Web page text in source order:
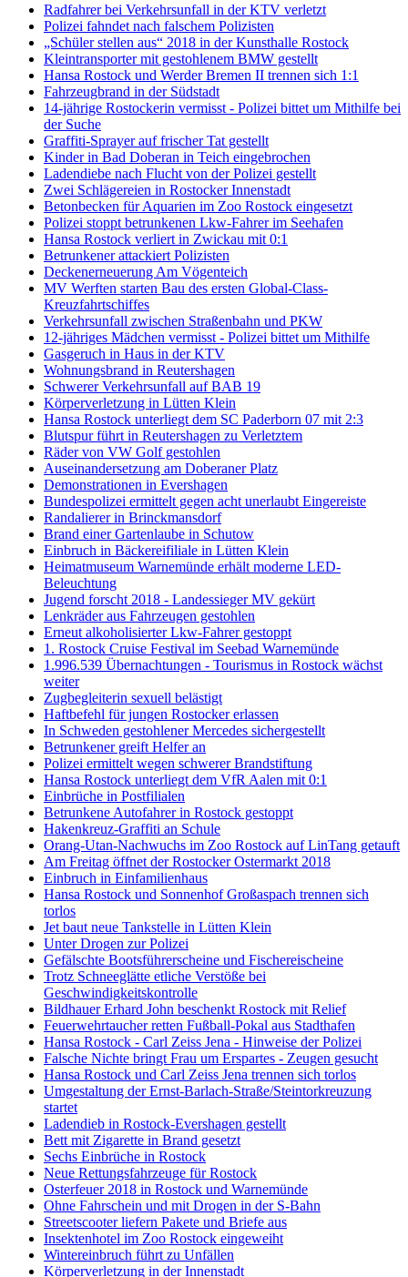
Radfahrer bei Verkehrsunfall in der KTV verletzt
Polizei fahndet nach falschem Polizisten
„Schüler stellen aus“ 2018 in der Kunsthalle Rostock
Kleintransporter mit gestohlenem BMW gestellt
Hansa Rostock und Werder Bremen II trennen sich 1:1
Fahrzeugbrand in der Südstadt
14-jährige Rostockerin vermisst - Polizei bittet um Mithilfe bei
der Suche
Graffiti-Sprayer auf frischer Tat gestellt
Kinder in Bad Doberan in Teich eingebrochen
Ladendiebe nach Flucht von der Polizei gestellt
Zwei Schlägereien in Rostocker Innenstadt
Betonbecken für Aquarien im Zoo Rostock eingesetzt
Polizei stoppt betrunkenen Lkw-Fahrer im Seehafen
Hansa Rostock verliert in Zwickau mit 0:1
Betrunkener attackiert Polizisten
Deckenerneuerung Am Vögenteich
MV Werften starten Bau des ersten Global-Class-
Kreuzfahrtschiffes
Verkehrsunfall zwischen Straßenbahn und PKW
12-jähriges Mädchen vermisst - Polizei bittet um Mithilfe
Gasgeruch in Haus in der KTV
Wohnungsbrand in Reutershagen
Schwerer Verkehrsunfall auf BAB 19
Körperverletzung in Lütten Klein
Hansa Rostock unterliegt dem SC Paderborn 07 mit 2:3
Blutspur führt in Reutershagen zu Verletztem
Räder von VW Golf gestohlen
Auseinandersetzung am Doberaner Platz
Demonstrationen in Evershagen
Bundespolizei ermittelt gegen acht unerlaubt Eingereiste
Randalierer in Brinckmansdorf
Brand einer Gartenlaube in Schutow
Einbruch in Bäckereifiliale in Lütten Klein
Heimatmuseum Warnemünde erhält moderne LED-
Beleuchtung
Jugend forscht 2018 - Landessieger MV gekürt
Lenkräder aus Fahrzeugen gestohlen
Erneut alkoholisierter Lkw-Fahrer gestoppt
1. Rostock Cruise Festival im Seebad Warnemünde
1.996.539 Übernachtungen - Tourismus in Rostock wächst
weiter
Zugbegleiterin sexuell belästigt
Haftbefehl für jungen Rostocker erlassen
In Schweden gestohlener Mercedes sichergestellt
Betrunkener greift Helfer an
Polizei ermittelt wegen schwerer Brandstiftung
Hansa Rostock unterliegt dem VfR Aalen mit 0:1
Einbrüche in Postfilialen
Betrunkene Autofahrer in Rostock gestoppt
Hakenkreuz-Graffiti an Schule
Orang-Utan-Nachwuchs im Zoo Rostock auf LinTang getauft
Am Freitag öffnet der Rostocker Ostermarkt 2018
Einbruch in Einfamilienhaus
Hansa Rostock und Sonnenhof Großaspach trennen sich
torlos
Jet baut neue Tankstelle in Lütten Klein
Unter Drogen zur Polizei
Gefälschte Bootsführerscheine und Fischereischeine
Trotz Schneeglätte etliche Verstöße bei
Geschwindigkeitskontrolle
Bildhauer Erhard John beschenkt Rostock mit Relief
Feuerwehrtaucher retten Fußball-Pokal aus Stadthafen
Hansa Rostock - Carl Zeiss Jena - Hinweise der Polizei
Falsche Nichte bringt Frau um Erspartes - Zeugen gesucht
Hansa Rostock und Carl Zeiss Jena trennen sich torlos
Umgestaltung der Ernst-Barlach-Straße/Steintorkreuzung
startet
Ladendieb in Rostock-Evershagen gestellt
Bett mit Zigarette in Brand gesetzt
Sechs Einbrüche in Rostock
Neue Rettungsfahrzeuge für Rostock
Osterfeuer 2018 in Rostock und Warnemünde
Ohne Fahrschein und mit Drogen in der S-Bahn
Streetscooter liefern Pakete und Briefe aus
Insektenhotel im Zoo Rostock eingeweiht
Wintereinbruch führt zu Unfällen
Körperverletzung in der Innenstadt